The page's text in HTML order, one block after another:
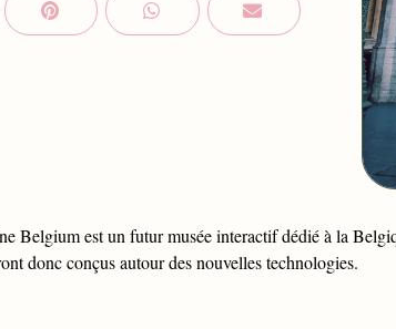
Belgium est un futur musée interactif dédié à la
donc conçus autour des nouvelles technologies.